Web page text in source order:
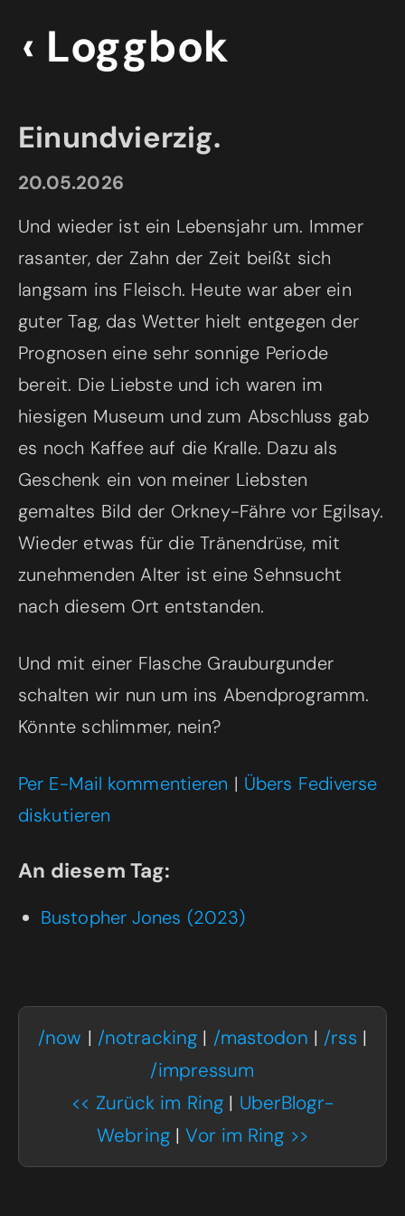
‹ Loggbok
Einundvierzig.
20.05.2026
Und wieder ist ein Lebensjahr um. Immer
rasanter, der Zahn der Zeit beißt sich
langsam ins Fleisch. Heute war aber ein
guter Tag, das Wetter hielt entgegen der
Prognosen eine sehr sonnige Periode
bereit. Die Liebste und ich waren im
hiesigen Museum und zum Abschluss gab
es noch Kaffee auf die Kralle. Dazu als
Geschenk ein von meiner Liebsten
gemaltes Bild der Orkney-Fähre vor Egilsay.
Wieder etwas für die Tränendrüse, mit
zunehmenden Alter ist eine Sehnsucht
nach diesem Ort entstanden.
Und mit einer Flasche Grauburgunder
schalten wir nun um ins Abendprogramm.
Könnte schlimmer, nein?
Per E-Mail kommentieren | Übers Fediverse
diskutieren
An diesem Tag:
Bustopher Jones (2023)
/now | /notracking | /mastodon | /rss|
/impressum
<< Zurück im Ring | UberBlogr-
Webring|Vor im Ring >>